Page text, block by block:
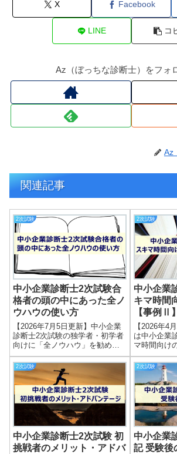
X Facebook
LINE コ
Az（ぼっちな診断士）をフォ
Az
関連記事
2次試験
中小企業診断士2次試験合
格者の頭の中にあった全ノ
ウハウの使い方
【2026年7月5日更新】中小企業
診断士2次試験の独学者・初学者
向けに「全ノウハウ」を勧めて
いましたが理由や具体的な使い
方を教えてください！中小企業
診断士2次試験の合格に必要なテ
キストとして「中小企業診断士2
次試験合格者の頭の中にあった
全ノ...
2次試験
中小企業
キマ時間
【事例Ⅱ】
【2026年4
は中小企業
マ時間向け
します！ 「
験 独学者が
勉強法」と
車の中など
方法を5つ
2次試験
中小企業診断士2次試験 初
挑戦者のメリット・アドバ
2次試験
中小企業
記 受験後